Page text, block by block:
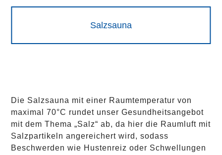
Salzsauna
Die Salzsauna mit einer Raumtemperatur von
maximal 70°C rundet unser Gesundheitsangebot
mit dem Thema „Salz“ ab, da hier die Raumluft mit
Salzpartikeln angereichert wird, sodass
Beschwerden wie Hustenreiz oder Schwellungen